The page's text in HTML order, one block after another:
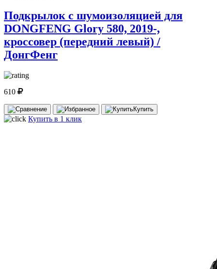
Подкрылок с шумоизоляцией для
DONGFENG Glory 580, 2019-,
кроссовер (передний левый) /
ДонгФенг
610
Купить
Купить в 1 клик